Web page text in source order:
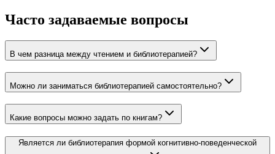
Часто задаваемые вопросы
В чем разница между чтением и библиотерапией?
Можно ли заниматься библиотерапией самостоятельно?
Какие вопросы можно задать по книгам?
Является ли библиотерапия формой когнитивно-поведенческой